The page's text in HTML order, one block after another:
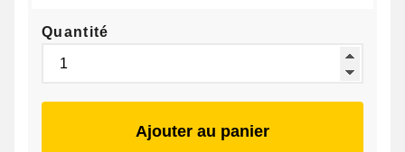
Quantité
Ajouter au panier